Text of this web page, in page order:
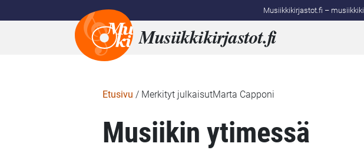
Musiikkikirjastot.fi –
Musiikkikirjastot.fi
Etusivu / Merkityt julkaisutMarta Capponi
Musiikin ytimessä